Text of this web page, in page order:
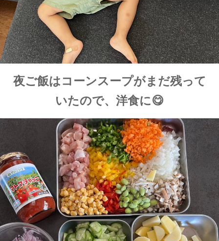
夜ご飯はコーンスープがまだ残って
いたので、洋食に😋